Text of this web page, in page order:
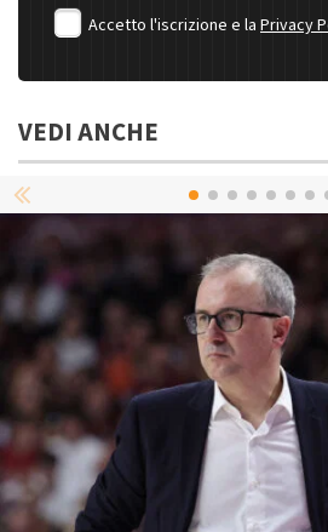
Accetto l'iscrizione e la Privacy
VEDI ANCHE